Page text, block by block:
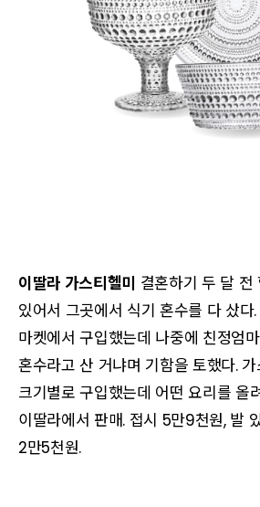
이딸라 가스티헬미 결혼하기 두 달 전
있어서 그곳에서 식기 혼수를 다 샀다
마켓에서 구입했는데 나중에 친정엄
혼수라고 산 거냐며 기함을 토했다.
크기별로 구입했는데 어떤 요리를 올
이딸라에서 판매. 접시 5만9천원, 발
2만5천원.